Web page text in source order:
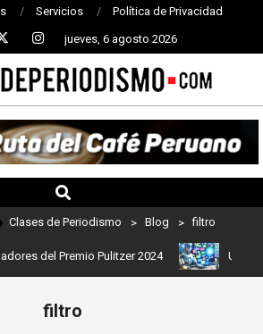
Servicios Política de Privacidad
jueves, 6 agosto 2026
Clases de Periodismo > Blog > filtro
del Premio Pulitzer 2024 Usuarios
filtro